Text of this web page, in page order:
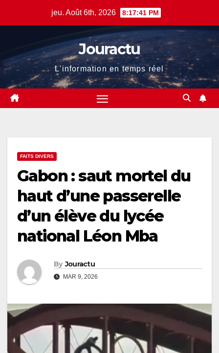
jeu. Août 6th, 2026 8:17:41 PM
Jouractu
L'information en temps réel
FAITS DIVERS
Gabon : saut mortel du
haut d’une passerelle
d’un élève du lycée
national Léon Mba
By Jouractu
MAR 9, 2026